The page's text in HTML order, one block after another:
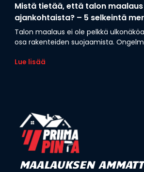
Mistä tietää, että talon
ajankohtaista? – 5 selkeintä
Talon maalaus ei ole pelkkä
osa rakenteiden suojaamista.
Lue lisää
MAALAUKSEN